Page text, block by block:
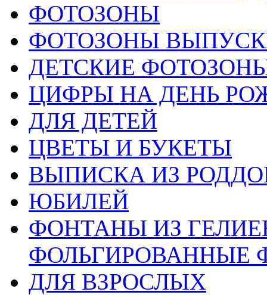
ФОТОЗОНЫ
ФОТОЗОНЫ
ДЕТСКИЕ
ЦИФРЫ НА ДЕНЬ
ДЛЯ ДЕТЕЙ
ЦВЕТЫ И БУКЕТЫ
ВЫПИСКА ИЗ
ЮБИЛЕЙ
ФОНТАНЫ ИЗ
ФОЛЬГИРОВАННЫЕ
ДЛЯ ВЗРОСЛЫХ